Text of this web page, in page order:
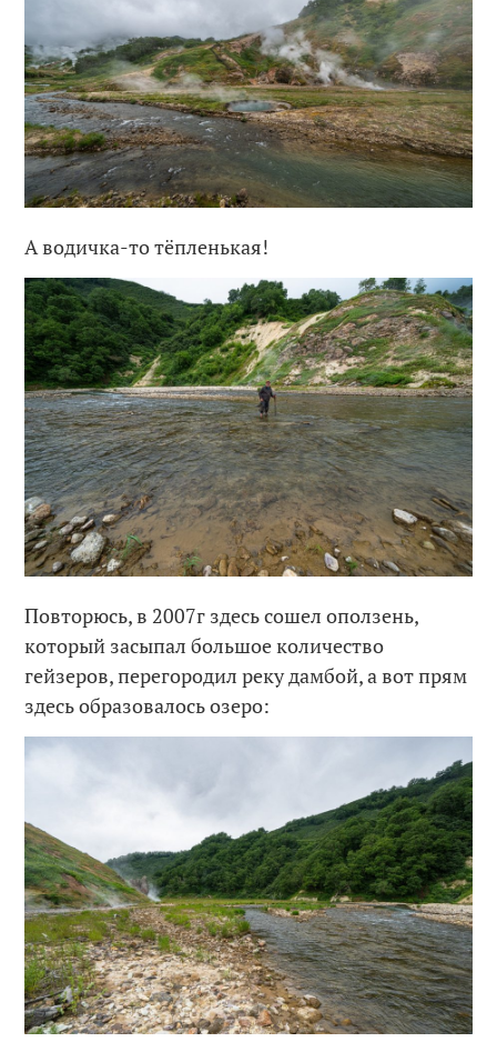
А водичка-то тёпленькая!
Повторюсь, в 2007г здесь сошел оползень,
который засыпал большое количество
гейзеров, перегородил реку дамбой, а вот прям
здесь образовалось озеро: